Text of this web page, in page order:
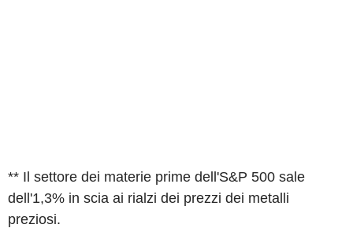
** Il settore dei materie prime dell'S&P 500 sale
dell'1,3% in scia ai rialzi dei prezzi dei metalli
preziosi.